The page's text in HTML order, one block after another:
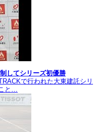
してシリーズ初優勝
で行われた大東建託シリ
と…